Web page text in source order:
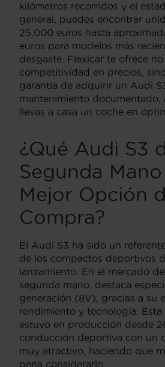
kilómetros recorridos y el
general, puedes encontrar
25,000 euros hasta
euros para modelos más
desgaste. Flexicar te ofrece
competitividad en precios,
garantía de adquirir un Audi
mantenimiento documentado,
llevas a casa un coche en
¿Qué Audi S3
Segunda Mano
Mejor Opción
Compra?
El Audi S3 ha sido un
de los compactos deportivos
lanzamiento. En el mercado
segunda mano, destaca
generación (8V), gracias a su
rendimiento y tecnología.
estuvo en producción desde
conducción deportiva con un
muy atractivo, haciendo que
pena considerarlo.